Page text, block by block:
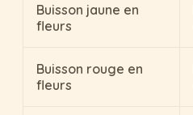
Buisson jaune en
fleurs
Buisson rouge en
fleurs